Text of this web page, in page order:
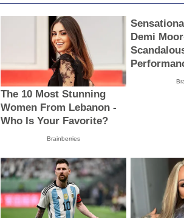
The 10 Most Stunning
Women From Lebanon -
Who Is Your Favorite?
Brainberries
Demi